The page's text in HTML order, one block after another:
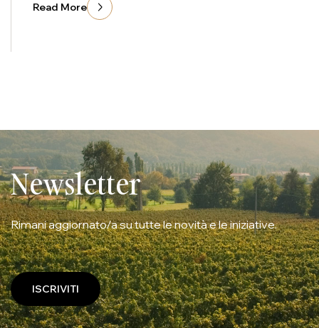
Read More
Newsletter
Rimani aggiornato/a su tutte le novità e le iniziative.
ISCRIVITI